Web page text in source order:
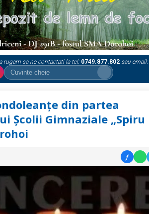
rugam sa ne contactati la tel: 0749.877.802 sau email:
din partea
Școlii Gimnaziale „Spiru
f